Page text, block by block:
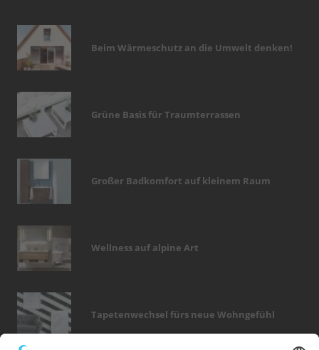
Beim Wärmeschutz an die Umwelt denken!
Grüne Basis für Traumterrassen
Großer Badkomfort auf kleinem Raum
Wellness auf alpine Art
Tapetenwechsel fürs neue Wohngefühl